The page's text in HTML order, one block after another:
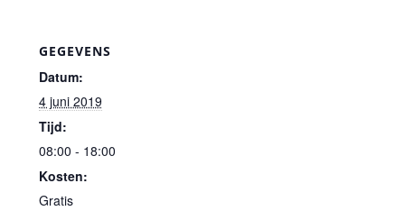
GEGEVENS
Datum:
4 juni 2019
Tijd:
08:00 - 18:00
Kosten:
Gratis